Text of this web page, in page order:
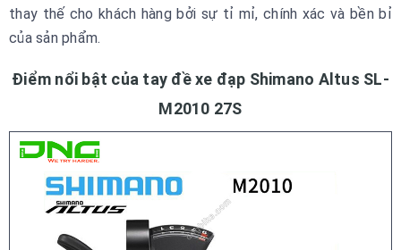
thay thế cho khách hàng bởi sự tỉ mỉ, chính xác và bền bỉ
của sản phẩm.
Điểm nổi bật của tay đề xe đạp Shimano Altus SL-
M2010 27S